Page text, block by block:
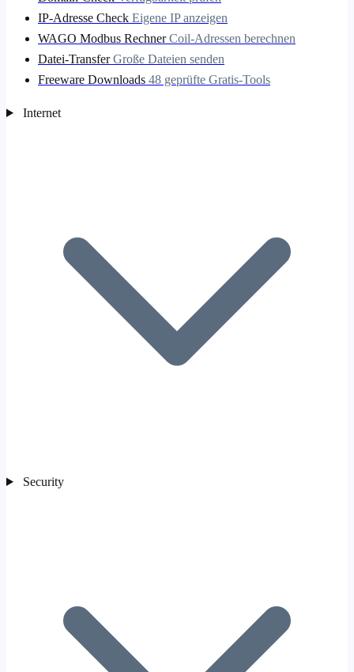
IP-Adresse Check Eigene IP anzeigen
WAGO Modbus Rechner Coil-Adressen berechnen
Datei-Transfer Große Dateien senden
Freeware Downloads 48 geprüfte Gratis-Tools
Internet
Security